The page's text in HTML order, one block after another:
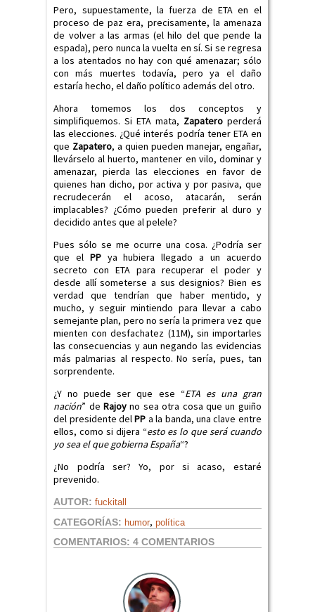
Pero, supuestamente, la fuerza de ETA en el
proceso de paz era, precisamente, la amenaza
de volver a las armas (el hilo del que pende la
espada), pero nunca la vuelta en sí. Si se regresa
a los atentados no hay con qué amenazar; sólo
con más muertes todavía, pero ya el daño
estaría hecho, el daño político además del otro.
Ahora tomemos los dos conceptos y
simplifiquemos. Si ETA mata, Zapateroperderá
las elecciones. ¿Qué interés podría tener ETA en
que Zapatero, a quien pueden manejar, engañar,
llevárselo al huerto, mantener en vilo, dominar y
amenazar, pierda las elecciones en favor de
quienes han dicho, por activa y por pasiva, que
recrudecerán el acoso, atacarán, serán
implacables? ¿Cómo pueden preferir al duro y
decidido antes que al pelele?
Pues sólo se me ocurre una cosa. ¿Podría ser
que el PPya hubiera llegado a un acuerdo
secreto con ETA para recuperar el poder y
desde allí someterse a sus designios? Bien es
verdad que tendrían que haber mentido, y
mucho, y seguir mintiendo para llevar a cabo
semejante plan, pero no sería la primera vez que
mienten con desfachatez (11M), sin importarles
las consecuencias y aun negando las evidencias
más palmarias al respecto. No sería, pues, tan
sorprendente.
¿Y no puede ser que ese “ETA es una gran
nación” de Rajoyno sea otra cosa que un guiño
del presidente delPP a la banda, una clave entre
ellos, como si dijera “esto es lo que será cuando
yo sea el que gobierna España“?
¿No podría ser? Yo, por si acaso, estaré
prevenido.
AUTOR: fuckitall
CATEGORÍAS: humor,política
COMENTARIOS:4 COMENTARIOS